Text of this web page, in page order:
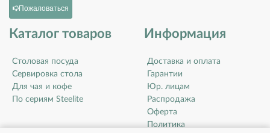
Пожаловаться
Каталог товаров
Столовая посуда
Сервировка стола
Для чая и кофе
По сериям Steelite
Информация
Доставка и оплата
Гарантии
Юр. лицам
Распродажа
Оферта
Политика